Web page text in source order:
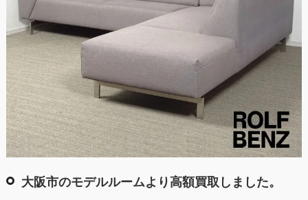
大阪市のモデルルームより高額買取しました。